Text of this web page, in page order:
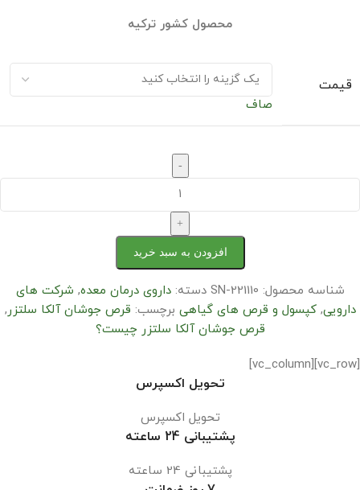
محصول کشور ترکیه
قیمت
صاف
-
+
افزودن به سبد خرید
شناسه محصول: SN-221110 دسته: داروی درمان معده, شرکت های
دارویی, کپسول و قرص های گیاهی برچسب: قرص جوشان آلکا سلتزر,
قرص جوشان آلکا سلتزر چیست؟
[vc_row][vc_column]
تحویل اکسپرس
تحویل اکسپرس
پشتیبانی 24 ساعته
پشتیبانی 24 ساعته